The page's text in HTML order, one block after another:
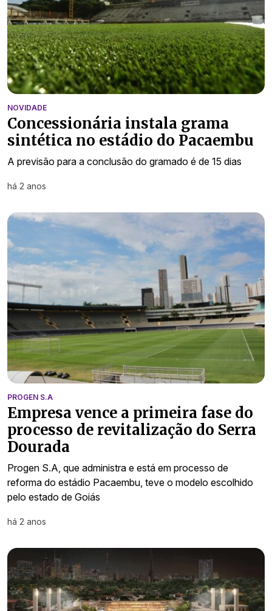
NOVIDADE
Concessionária instala grama
sintética no estádio do Pacaembu
A previsão para a conclusão do gramado é de 15 dias
há 2 anos
PROGEN S.A
Empresa vence a primeira fase do
processo de revitalização do Serra
Dourada
Progen S.A, que administra e está em processo de
reforma do estádio Pacaembu, teve o modelo escolhido
pelo estado de Goiás
há 2 anos